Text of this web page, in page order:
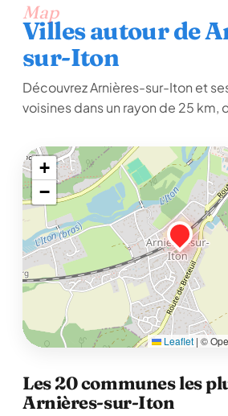
Map
Villes autour de
sur-Iton
Découvrez Arnières-sur-Iton et
voisines dans un rayon de 25 km,
+
−
Leaflet | ©
Les 20 communes les
Arnières-sur-Iton